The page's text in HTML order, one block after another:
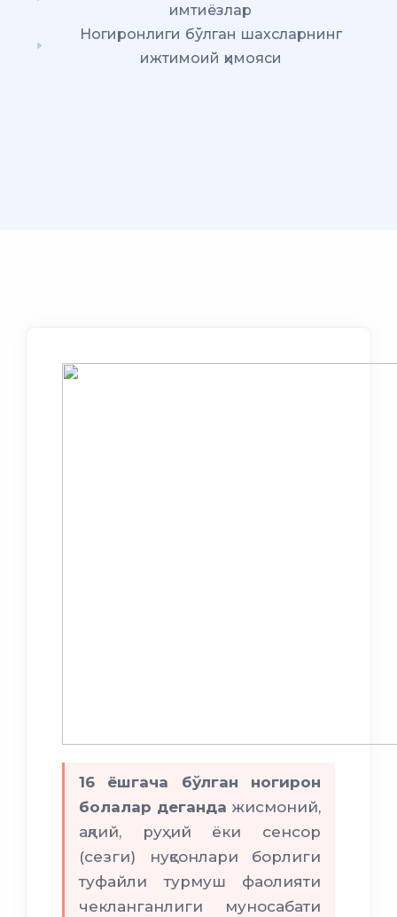
имтиёзлар
Ногиронлиги бўлган шахсларнинг
ижтимоий ҳимояси
16 ёшгача бўлган ногирон
болалар деганда жисмоний,
ақлий, руҳий ёки сенсор
(сезги) нуқсонлари борлиги
туфайли турмуш фаолияти
чекланганлиги муносабати